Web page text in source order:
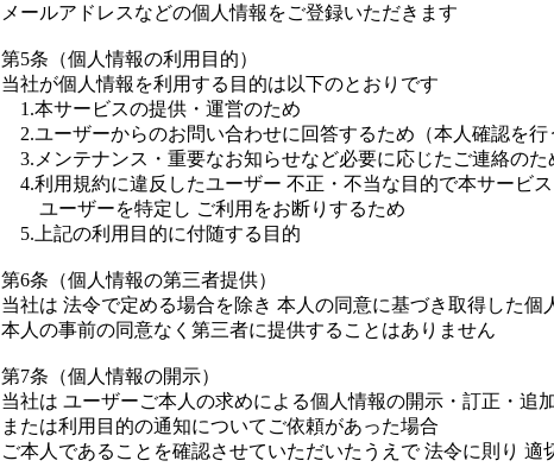
メールアドレスなどの個人情報をご登録いただきます
第5条（個人情報の利用目的）
当社が個人情報を利用する目的は以下のとおりです
1.本サービスの提供・運営のため
2.ユーザーからのお問い合わせに回答するため（本人確認を行
3.メンテナンス・重要なお知らせなど必要に応じたご連絡のた
4.利用規約に違反したユーザー 不正・不当な目的で本サービ
ユーザーを特定し ご利用をお断りするため
5.上記の利用目的に付随する目的
第6条（個人情報の第三者提供）
当社は 法令で定める場合を除き 本人の同意に基づき取得した個
本人の事前の同意なく第三者に提供することはありません
第7条（個人情報の開示）
当社は ユーザーご本人の求めによる個人情報の開示・訂正・追
または利用目的の通知についてご依頼があった場合
ご本人であることを確認させていただいたうえで 法令に則り 適